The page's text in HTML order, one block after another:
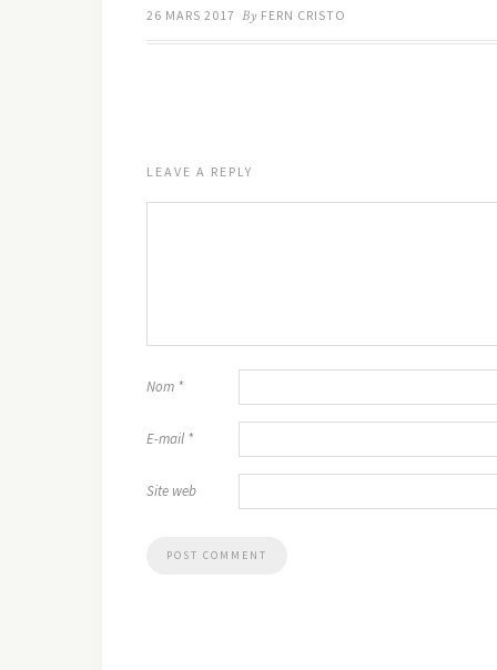
26 MARS 2017 By FERN CRISTO
LEAVE A REPLY
Nom *
E-mail *
Site web